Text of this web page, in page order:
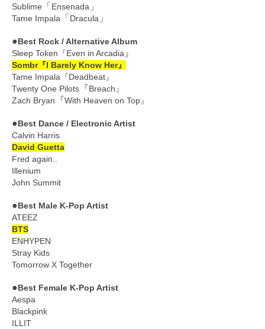
Sublime 「 Ensenada 」
Tame Impala 「 Dracula 」
●Best Rock / Alternative Album
Sleep Token『Even in Arcadia 』
Sombr『I Barely Know Her』
Tame Impala『Deadbeat』
Twenty One Pilots 『Breach』
Zach Bryan 『With Heaven on Top』
●Best Dance / Electronic Artist
Calvin Harris
David Guetta
Fred again..
Illenium
John Summit
●Best Male K-Pop Artist
ATEEZ
BTS
ENHYPEN
Stray Kids
Tomorrow X Together
●Best Female K-Pop Artist
Aespa
Blackpink
ILLIT